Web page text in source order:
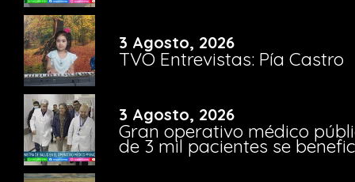
3 Agosto, 2026
TVO Entrevistas: Pía Castro
3 Agosto, 2026
Gran operativo médico
de 3 mil pacientes se